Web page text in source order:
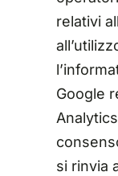
relativi
Google
si rinvia